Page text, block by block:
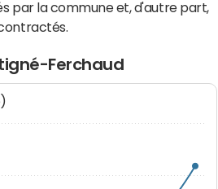
par la commune et, d'autre part,
Ferchaud